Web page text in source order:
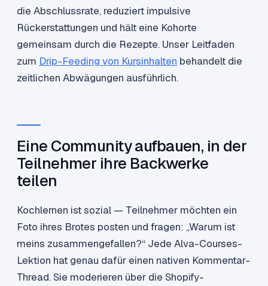
die Abschlussrate, reduziert impulsive
Rückerstattungen und hält eine Kohorte
gemeinsam durch die Rezepte. Unser Leitfaden
zum Drip-Feeding von Kursinhalten behandelt die
zeitlichen Abwägungen ausführlich.
Eine Community aufbauen, in der
Teilnehmer ihre Backwerke
teilen
Kochlernen ist sozial — Teilnehmer möchten ein
Foto ihres Brotes posten und fragen: „Warum ist
meins zusammengefallen?“ Jede Alva-Courses-
Lektion hat genau dafür einen nativen Kommentar-
Thread. Sie moderieren über die Shopify-